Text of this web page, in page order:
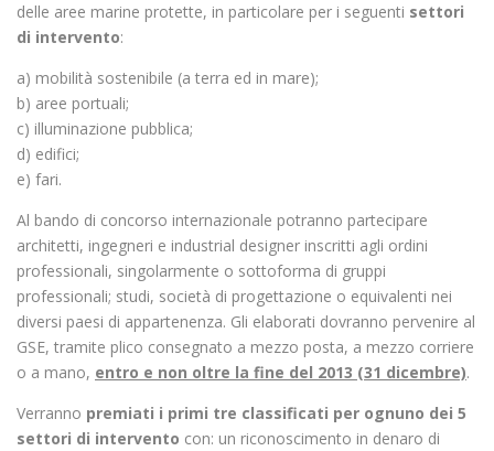
delle aree marine protette, in particolare per i seguenti settori
di intervento:
a) mobilità sostenibile (a terra ed in mare);
b) aree portuali;
c) illuminazione pubblica;
d) edifici;
e) fari.
Al bando di concorso internazionale potranno partecipare
architetti, ingegneri e industrial designer inscritti agli ordini
professionali, singolarmente o sottoforma di gruppi
professionali; studi, società di progettazione o equivalenti nei
diversi paesi di appartenenza. Gli elaborati dovranno pervenire al
GSE, tramite plico consegnato a mezzo posta, a mezzo corriere
o a mano, entro e non oltre la fine del 2013 (31 dicembre).
Verranno premiati i primi tre classificati per ognuno dei 5
settori di intervento con: un riconoscimento in denaro di